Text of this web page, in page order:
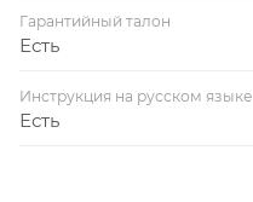
Гарантийный талон
Есть
Инструкция на русском языке
Есть